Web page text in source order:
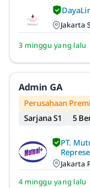
Jakarta
3 minggu yang lalu
Admin GA
Perusahaan
Sarjana S1
5
PT.
Jakarta
4 minggu yang lalu